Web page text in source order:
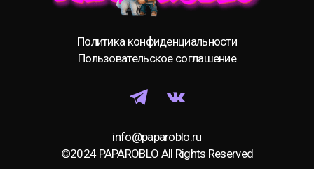
Политика конфиденциальности
Пользовательское соглашение
info@paparoblo.ru
©2024 PAPAROBLO All Rights Reserved